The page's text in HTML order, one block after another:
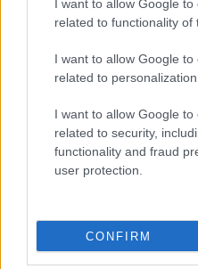
I want to allow Google to
related to functionality of
I want to allow Google to
related to personalization.
I want to allow Google to
related to security,
functionality and fraud
user protection.
CONFIRM
7–8-án.